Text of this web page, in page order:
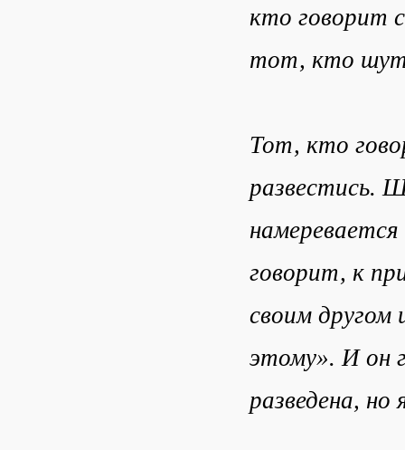
кто говорит
тот, кто
Тот, кто
развестись.
говорит, к
своим другом
этому». И он
разведена, но